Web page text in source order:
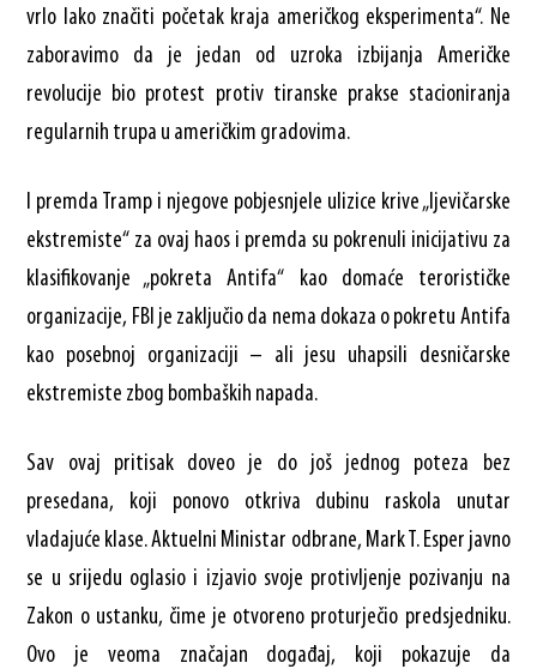
vrlo lako značiti početak kraja američkog eksperimenta“. Ne
zaboravimo da je jedan od uzroka izbijanja Američke
revolucije bio protest protiv tiranske prakse stacioniranja
regularnih trupa u američkim gradovima.
I premda Tramp i njegove pobjesnjele ulizice krive „ljevičarske
ekstremiste“ za ovaj haos i premda su pokrenuli inicijativu za
klasifikovanje „pokreta Antifa“ kao domaće terorističke
organizacije, FBI je zaključio da nema dokaza o pokretu Antifa
kao posebnoj organizaciji – ali jesu uhapsili desničarske
ekstremiste zbog bombaških napada.
Sav ovaj pritisak doveo je do još jednog poteza bez
presedana, koji ponovo otkriva dubinu raskola unutar
vladajuće klase. Aktuelni Ministar odbrane, Mark T. Esper javno
se u srijedu oglasio i izjavio svoje protivljenje pozivanju na
Zakon o ustanku, čime je otvoreno proturječio predsjedniku.
Ovo je veoma značajan događaj, koji pokazuje da